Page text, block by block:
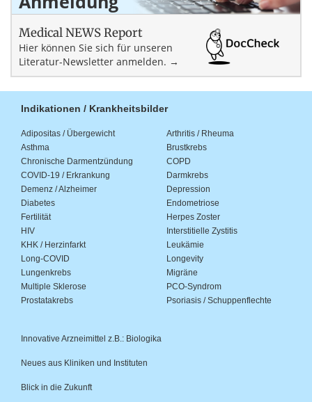
Medical NEWS Report
Hier können Sie sich für unseren
Literatur-Newsletter anmelden. →
Indikationen / Krankheitsbilder
Adipositas / Übergewicht
Arthritis / Rheuma
Asthma
Brustkrebs
Chronische Darmentzündung
COPD
COVID-19 / Erkrankung
Darmkrebs
Demenz / Alzheimer
Depression
Diabetes
Endometriose
Fertilität
Herpes Zoster
HIV
Interstitielle Zystitis
KHK / Herzinfarkt
Leukämie
Long-COVID
Longevity
Lungenkrebs
Migräne
Multiple Sklerose
PCO-Syndrom
Prostatakrebs
Psoriasis / Schuppenflechte
Innovative Arzneimittel z.B.: Biologika
Neues aus Kliniken und Instituten
Blick in die Zukunft